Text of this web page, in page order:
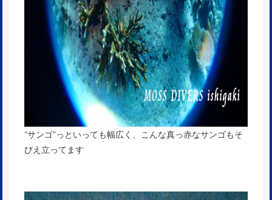
“サンゴ“っといっても幅広く、こんな真っ赤なサンゴもそ
びえ立ってます